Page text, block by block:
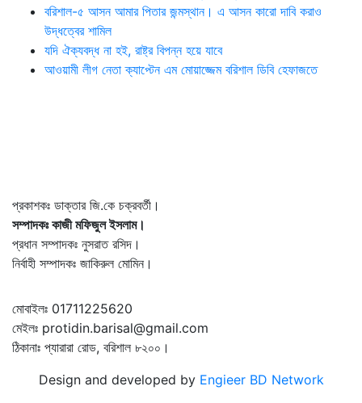
বরিশাল-৫ আসন আমার পিতার জন্মস্থান। এ আসন কারো দাবি করাও
উদ্ধত্বের শামিল
যদি ঐক্যবদ্ধ না হই, রাষ্ট্র বিপন্ন হয়ে যাবে
আওয়ামী লীগ নেতা ক্যাপ্টেন এম মোয়াজ্জেম বরিশাল ডিবি হেফাজতে
প্রকাশকঃ ডাক্তার জি.কে চক্রবর্তী।
সম্পাদকঃ কাজী মফিজুল ইসলাম।
প্রধান সম্পাদকঃ নুসরাত রসিদ।
নির্বাহী সম্পাদকঃ জাকিরুল মোমিন।
মোবাইলঃ 01711225620
মেইলঃ protidin.barisal@gmail.com
ঠিকানাঃ প্যারারা রোড, বরিশাল ৮২০০।
Design and developed by Engieer BD Network